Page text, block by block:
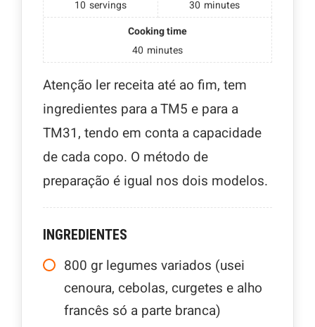
10 servings
30 minutes
Cooking time
40 minutes
Atenção ler receita até ao fim, tem
ingredientes para a TM5 e para a
TM31, tendo em conta a capacidade
de cada copo. O método de
preparação é igual nos dois modelos.
INGREDIENTES
800 gr legumes variados (usei
cenoura, cebolas, curgetes e alho
francês só a parte branca)